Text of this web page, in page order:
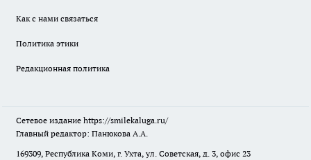
Как с нами связаться
Политика этики
Редакционная политика
Сетевое издание https://smilekaluga.ru/
Главный редактор: Панюкова А.А.
169309, Республика Коми, г. Ухта, ул. Советская, д. 3, офис 23